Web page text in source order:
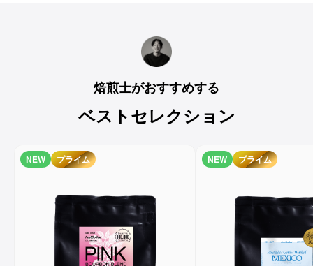
焙煎士がおすすめする
ベストセレクション
NEW プライム NEW プライム